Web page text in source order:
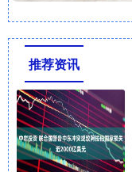
推荐资讯